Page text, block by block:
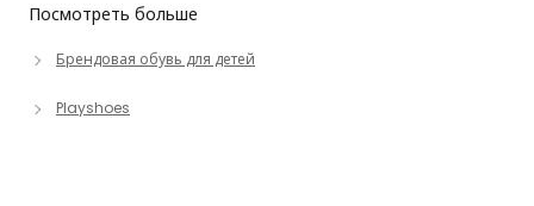
Посмотреть больше
Брендовая обувь для детей
Playshoes